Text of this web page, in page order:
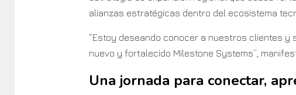
alianzas estratégicas dentro del ecosistema
“Estoy deseando conocer a nuestros clientes
nuevo y fortalecido Milestone Systems”,
Una jornada para conectar,